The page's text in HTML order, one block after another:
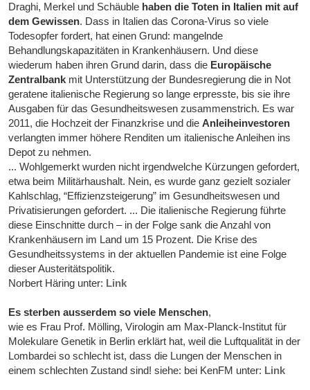
Draghi, Merkel und Schäuble haben die Toten in Italien mit auf
dem Gewissen. Dass in Italien das Corona-Virus so viele
Todesopfer fordert, hat einen Grund: mangelnde
Behandlungskapazitäten in Krankenhäusern. Und diese
wiederum haben ihren Grund darin, dass die Europäische
Zentralbank mit Unterstützung der Bundesregierung die in Not
geratene italienische Regierung so lange erpresste, bis sie ihre
Ausgaben für das Gesundheitswesen zusammenstrich. Es war
2011, die Hochzeit der Finanzkrise und dieAnleiheinvestoren
verlangten immer höhere Renditen um italienische Anleihen ins
Depot zu nehmen.
... Wohlgemerkt wurden nicht irgendwelche Kürzungen gefordert,
etwa beim Militärhaushalt. Nein, es wurde ganz gezielt sozialer
Kahlschlag, “Effizienzsteigerung” im Gesundheitswesen und
Privatisierungen gefordert. ... Die italienische Regierung führte
diese Einschnitte durch – in der Folge sank die Anzahl von
Krankenhäusern im Land um 15 Prozent. Die Krise des
Gesundheitssystems in der aktuellen Pandemie ist eine Folge
dieser Austeritätspolitik.
Norbert Häring unter: Link
Es sterben ausserdem so viele Menschen,
wie es Frau Prof. Mölling, Virologin am Max-Planck-Institut für
Molekulare Genetik in Berlin erklärt hat, weil die Luftqualität in der
Lombardei so schlecht ist, dass die Lungen der Menschen in
einem schlechten Zustand sind! siehe: bei KenFM unter: Link